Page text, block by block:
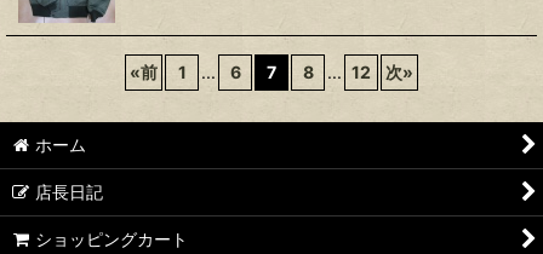
«前 1 ... 6 7 8 ... 12 次»
ホーム
店長日記
ショッピングカート